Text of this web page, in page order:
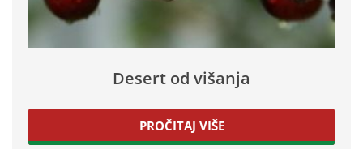
Desert od višanja
PROČITAJ VIŠE